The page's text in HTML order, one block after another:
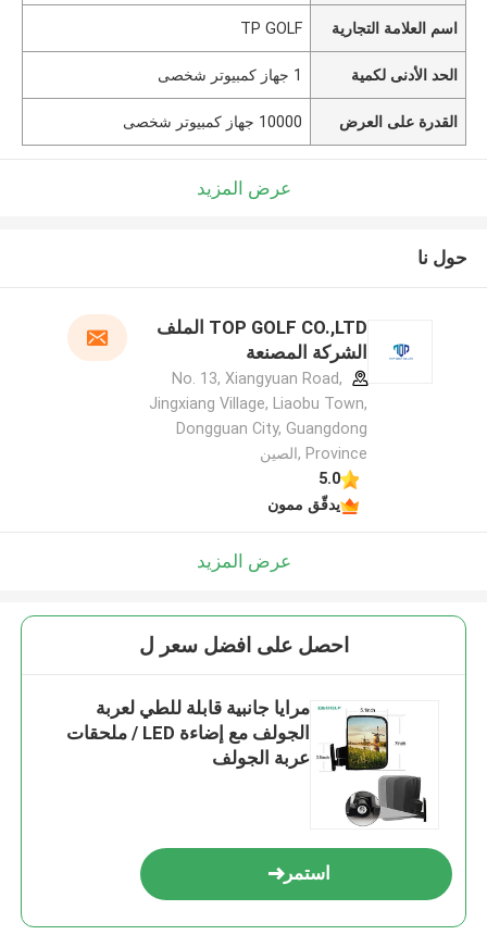
اسم العلامة التجارية TP GOLF
الحد الأدنى لكمية 1 جهاز كمبيوتر شخصى
القدرة على العرض 10000 جهاز كمبيوتر شخصى
عرض المزيد
حول نا
TOP GOLF CO.,LTD الملف
الشركة المصنعة
No. 13, Xiangyuan Road,
Jingxiang Village, Liaobu Town,
Dongguan City, Guangdong
Province ,الصين
5.0
يدقّق ممون
عرض المزيد
احصل على افضل سعر ل
مرايا جانبية قابلة للطي لعربة
الجولف مع إضاءة LED / ملحقات
عربة الجولف
استمر